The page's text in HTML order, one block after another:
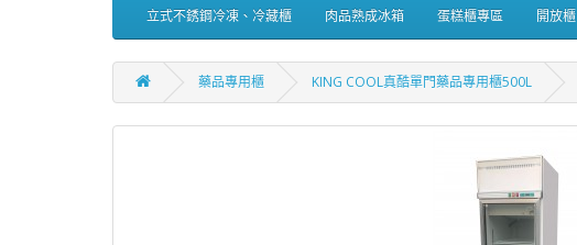
立式不銹鋼冷凍、冷藏櫃 肉品熟成冰箱 蛋糕櫃專區 開放櫃
藥品專用櫃 KING COOL真酷單門藥品專用櫃500L